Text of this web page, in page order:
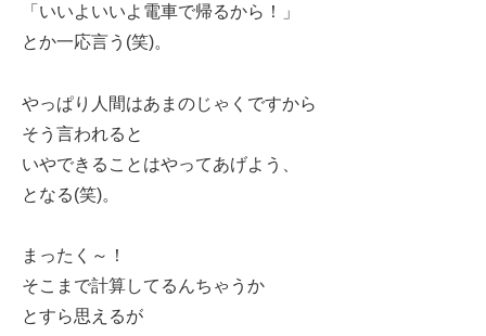
「いいよいいよ電車で帰るから！」
とか一応言う(笑)。
やっぱり人間はあまのじゃくですから
そう言われると
いやできることはやってあげよう、
となる(笑)。
まったく～！
そこまで計算してるんちゃうか
とすら思えるが